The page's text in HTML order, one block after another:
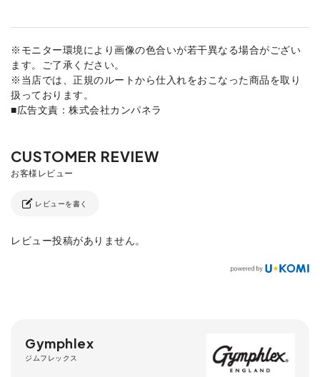
※モニター環境により画像の色合いが若干異なる場合がござい
ます。ご了承ください。
※当店では、正規のルートから仕入れをおこなった商品を取り
扱っております。
■広告文責：株式会社カンパネラ
レビューを書く
レビュー投稿がありません。
Gymphlex
ジムフレックス